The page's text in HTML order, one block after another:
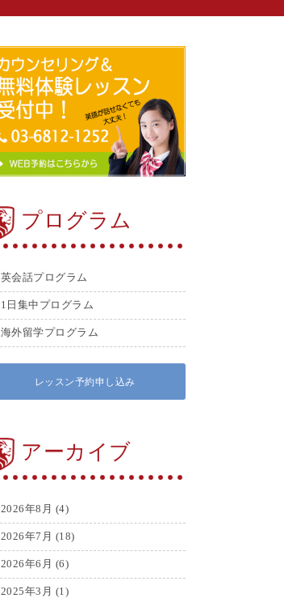
プログラム
英会話プログラム
1日集中プログラム
海外留学プログラム
レッスン予約申し込み
アーカイブ
2026年8月 (4)
2026年7月 (18)
2026年6月 (6)
2025年3月 (1)